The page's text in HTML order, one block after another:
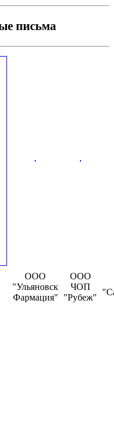
письма
ООО
"Ульяновск
Фармация"
ООО
ЧОП
"Рубеж"